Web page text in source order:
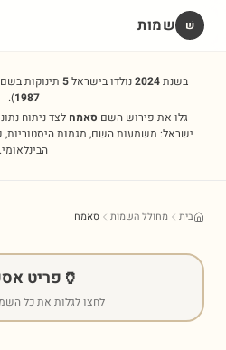
שׁ שמות
בשנת2024נולדו בישראל5 תינוקות
1987
).
גלו את פירוש השם סאמח לצד ניתוח
ישראל: משמעות השם, מגמות היסטוריות,
הבינלאומי.
בית מחולל השמות סאמח
🏺 פריט
לחצו לגלות את כל